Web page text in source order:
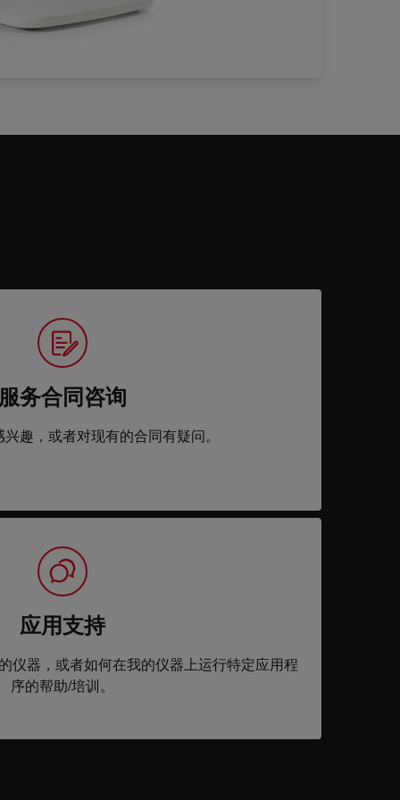
务合同咨询
趣，或者对现有的合同有疑问。
应用支持
仪器，或者如何在我的仪器上运行特定应用程
序的帮助/培训。